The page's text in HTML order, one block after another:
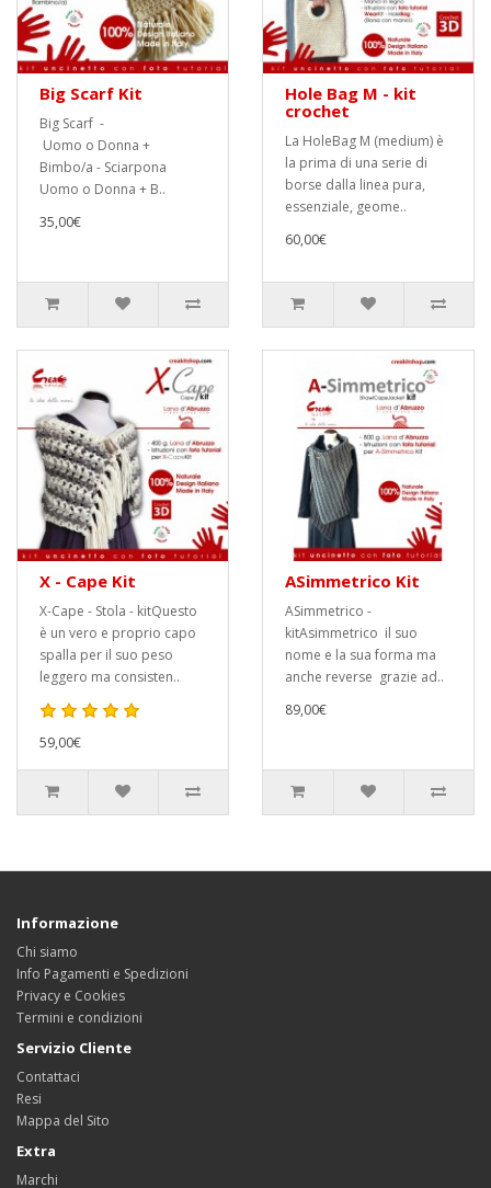
Big Scarf Kit
Big Scarf -
Uomo o Donna +
Bimbo/a - Sciarpona
Uomo o Donna + B..
35,00€
Hole Bag M - kit
crochet
La HoleBag M (medium) è
la prima di una serie di
borse dalla linea pura,
essenziale, geome..
60,00€
X - Cape Kit
X-Cape - Stola - kitQuesto
è un vero e proprio capo
spalla per il suo peso
leggero ma consisten..
59,00€
ASimmetrico Kit
ASimmetrico -
kitAsimmetrico il suo
nome e la sua forma ma
anche reverse grazie ad..
89,00€
Informazione
Chi siamo
Info Pagamenti e Spedizioni
Privacy e Cookies
Termini e condizioni
Servizio Cliente
Contattaci
Resi
Mappa del Sito
Extra
Marchi